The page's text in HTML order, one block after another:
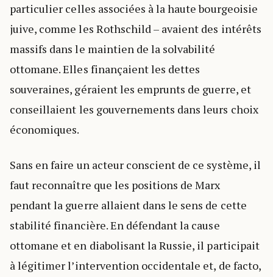
particulier celles associées à la haute bourgeoisie
juive, comme les Rothschild – avaient des intérêts
massifs dans le maintien de la solvabilité
ottomane. Elles finançaient les dettes
souveraines, géraient les emprunts de guerre, et
conseillaient les gouvernements dans leurs choix
économiques.
Sans en faire un acteur conscient de ce système, il
faut reconnaître que les positions de Marx
pendant la guerre allaient dans le sens de cette
stabilité financière. En défendant la cause
ottomane et en diabolisant la Russie, il participait
à légitimer l’intervention occidentale et, de facto,